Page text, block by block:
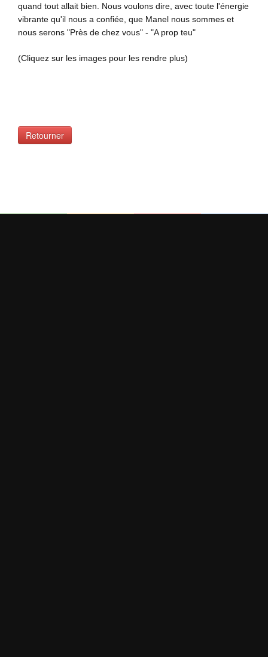
quand tout allait bien. Nous voulons dire, avec toute l'énergie
vibrante qu'il nous a confiée, que Manel nous sommes et
nous serons "Près de chez vous" - "A prop teu"
(Cliquez sur les images pour les rendre plus)
Retourner